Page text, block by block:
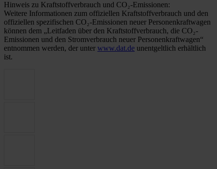
Hinweis zu Kraftstoffverbrauch und CO₂-Emissionen:
Weitere Informationen zum offiziellen Kraftstoffverbrauch und den
offiziellen spezifischen CO₂-Emissionen neuer Personenkraftwagen
können dem „Leitfaden über den Kraftstoffverbrauch, die CO₂-
Emissionen und den Stromverbrauch neuer Personenkraftwagen“
entnommen werden, der unter www.dat.de unentgeltlich erhältlich
ist.